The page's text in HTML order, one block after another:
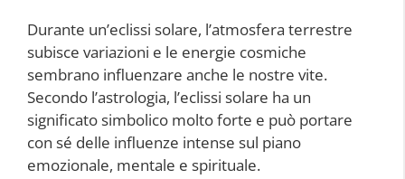
Durante un’eclissi solare, l’atmosfera terrestre
subisce variazioni e le energie cosmiche
sembrano influenzare anche le nostre vite.
Secondo l’astrologia, l’eclissi solare ha un
significato simbolico molto forte e può portare
con sé delle influenze intense sul piano
emozionale, mentale e spirituale.